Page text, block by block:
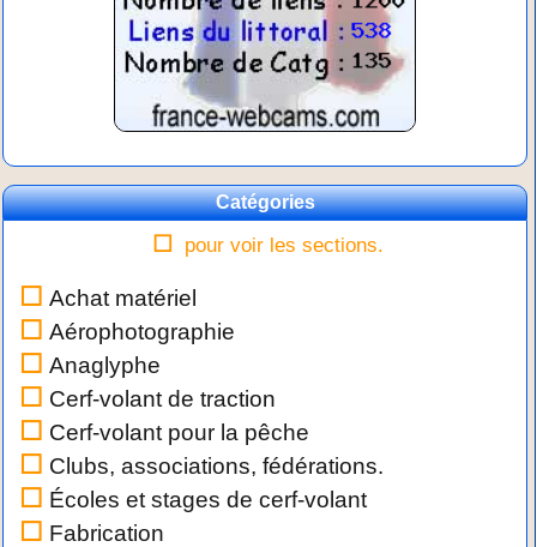
Catégories
pour voir les sections.
Achat matériel
Aérophotographie
Anaglyphe
Cerf-volant de traction
Cerf-volant pour la pêche
Clubs, associations, fédérations.
Écoles et stages de cerf-volant
Fabrication